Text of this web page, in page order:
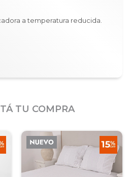
a temperatura reducida.
TU COMPRA